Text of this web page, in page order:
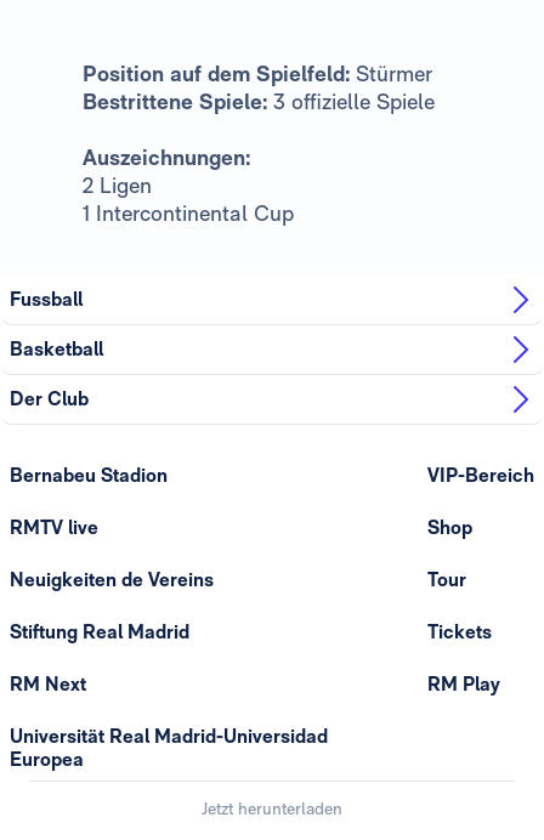
Position auf dem Spielfeld: Stürmer
Bestrittene Spiele: 3 offizielle Spiele
Auszeichnungen:
2 Ligen
1 Intercontinental Cup
Fussball
Basketball
Der Club
Bernabeu Stadion
RMTV live
Neuigkeiten de Vereins
Stiftung Real Madrid
RM Next
Universität Real Madrid-Universidad
Europea
VIP-Bereich
Shop
Tour
Tickets
RM Play
Jetzt herunterladen